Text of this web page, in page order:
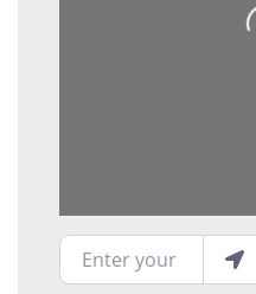
Enter your location